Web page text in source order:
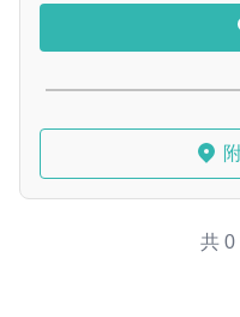
共 0